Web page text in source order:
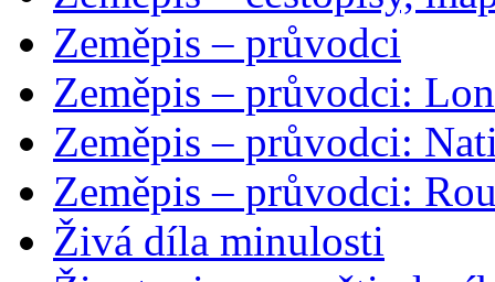
Zeměpis – průvodci
Zeměpis – průvodci:
Zeměpis – průvodci:
Zeměpis – průvodci:
Živá díla minulosti